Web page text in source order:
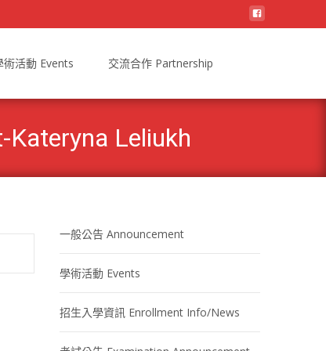
術活動 Events 交流合作 Partnership
Leliukh
一般公告 Announcement
學術活動 Events
招生入學資訊 Enrollment Info/News